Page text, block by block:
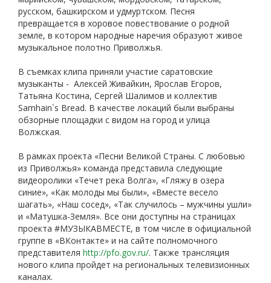
русском, башкирском и удмуртском. Песня
превращается в хоровое повествование о родной
земле, в котором народные наречия образуют живое
музыкальное полотно Приволжья.
В съемках клипа приняли участие саратовские
музыканты - Алексей Живайкин, Ярослав Егоров,
Татьяна Костина, Сергей Шалимов и коллектив
Samhain`s Bread. В качестве локаций были выбраны
обзорные площадки с видом на город и улица
Волжская.
В рамках проекта «Песни Великой Страны. С любовью
из Приволжья» команда представила следующие
видеоролики «Течет река Волга», «Гляжу в озера
синие», «Как молоды мы были», «Вместе весело
шагать», «Наш сосед», «Так случилось – мужчины ушли»
и «Матушка-Земля». Все они доступны на страницах
проекта #МУЗЫКАВМЕСТЕ, в том числе в официальной
группе в «ВКонтакте» и на сайте полномочного
представителя http://pfo.gov.ru/. Также трансляция
нового клипа пройдет на региональных телевизионных
каналах.